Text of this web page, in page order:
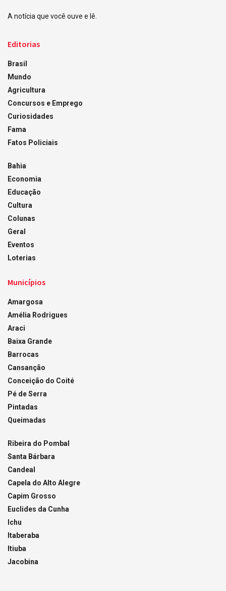
A notícia que você ouve e lê.
Editorias
Brasil
Mundo
Agricultura
Concursos e Emprego
Curiosidades
Fama
Fatos Policiais
Bahia
Economia
Educação
Cultura
Colunas
Geral
Eventos
Loterias
Municípios
Amargosa
Amélia Rodrigues
Araci
Baixa Grande
Barrocas
Cansanção
Conceição do Coité
Pé de Serra
Pintadas
Queimadas
Ribeira do Pombal
Santa Bárbara
Candeal
Capela do Alto Alegre
Capim Grosso
Euclides da Cunha
Ichu
Itaberaba
Itiuba
Jacobina